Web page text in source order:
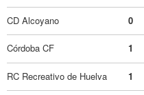
CD Alcoyano 0
Córdoba CF 1
RC Recreativo de Huelva 1